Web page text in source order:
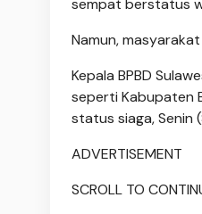
sempat berstatus
Namun,
Kepala BPBD
seperti Kabupaten
status siaga, Senin
ADVERTISEMENT
SCROLL TO